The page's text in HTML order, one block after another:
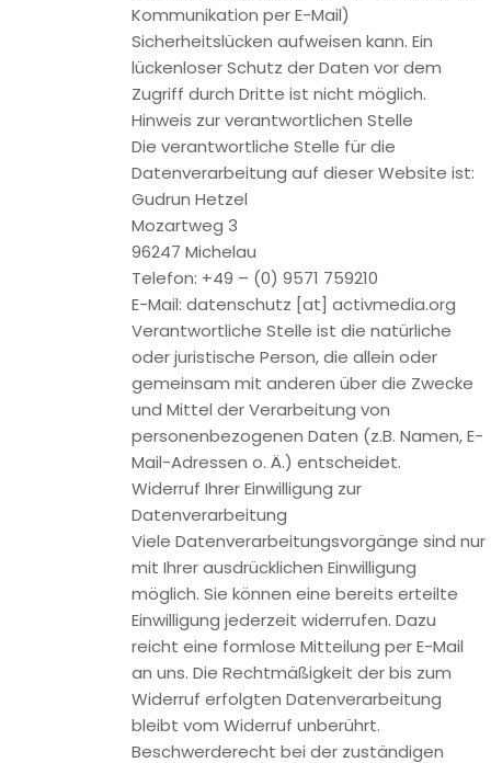
Diese Seite nutzt aus Sicherheitsgründen und zum Schutz
der Übertragung vertraulicher Inhalte, wie zum Beispiel
Bestellungen oder Anfragen, die Sie an uns als
Seitenbetreiber senden, eine SSL-bzw. TLS-Verschlüsselung.
Eine verschlüsselte Verbindung erkennen Sie daran, dass die
Adresszeile des Browsers von “http://” auf “https://”
wechselt und an dem Schloss-Symbol in Ihrer Browserzeile.
Wenn die SSL- bzw. TLS-Verschlüsselung aktiviert ist, können
die Daten, die Sie an uns übermitteln, nicht von Dritten
mitgelesen werden.
Verschlüsselter Zahlungsverkehr auf dieser Website
Besteht nach dem Abschluss eines kostenpflichtigen
Vertrags eine Verpflichtung, uns Ihre Zahlungsdaten (z.B.
Kontonummer bei Einzugsermächtigung) zu übermitteln,
werden diese Daten zur Zahlungsabwicklung benötigt.
Der Zahlungsverkehr über die gängigen Zahlungsmittel
(Visa/MasterCard, Lastschriftverfahren) erfolgt
ausschließlich über eine verschlüsselte SSL- bzw. TLS-
Verbindung. Eine verschlüsselte Verbindung erkennen Sie
daran, dass die Adresszeile des Browsers von „http://“ auf
„https://“ wechselt und an dem Schloss-Symbol in Ihrer
Bei verschlüsselter Kommunikation können Ihre
Zahlungsdaten, die Sie an uns übermitteln, nicht von Dritten
mitgelesen werden.
Auskunft, Sperrung, Löschung
Sie haben im Rahmen der geltenden gesetzlichen
Bestimmungen jederzeit das Recht auf unentgeltliche
Auskunft über Ihre gespeicherten personenbezogenen